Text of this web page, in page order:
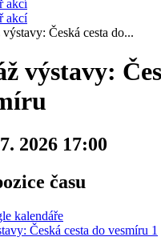
akcí
akcí
výstavy: Česká cesta do...
výstavy:
2026 17:00
času
kalendáře